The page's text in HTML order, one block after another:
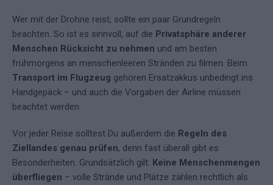
Wer mit der Drohne reist, sollte ein paar Grundregeln
beachten. So ist es sinnvoll, auf die Privatsphäre anderer
Menschen Rücksicht zu nehmen und am besten
frühmorgens an menschenleeren Stränden zu filmen. Beim
Transport im Flugzeug gehören Ersatzakkus unbedingt ins
Handgepäck – und auch die Vorgaben der Airline müssen
beachtet werden.
Vor jeder Reise solltest Du außerdem die Regeln des
Ziellandes genau prüfen, denn fast überall gibt es
Besonderheiten. Grundsätzlich gilt: Keine Menschenmengen
überfliegen – volle Strände und Plätze zählen rechtlich als